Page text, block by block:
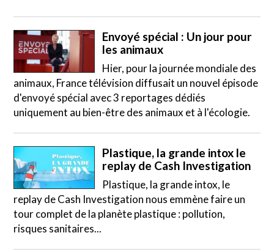
Envoyé spécial : Un jour pour
les animaux
Hier, pour la journée mondiale des
animaux, France télévision diffusait un nouvel épisode
d'envoyé spécial avec 3 reportages dédiés
uniquement au bien-être des animaux et à l'écologie.
Plastique, la grande intox le
replay de Cash Investigation
Plastique, la grande intox, le
replay de Cash Investigation nous emmène faire un
tour complet de la planète plastique : pollution,
risques sanitaires...